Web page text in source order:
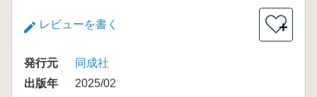
レビューを書く ＋
発行元
同成社
出版年
2025/02